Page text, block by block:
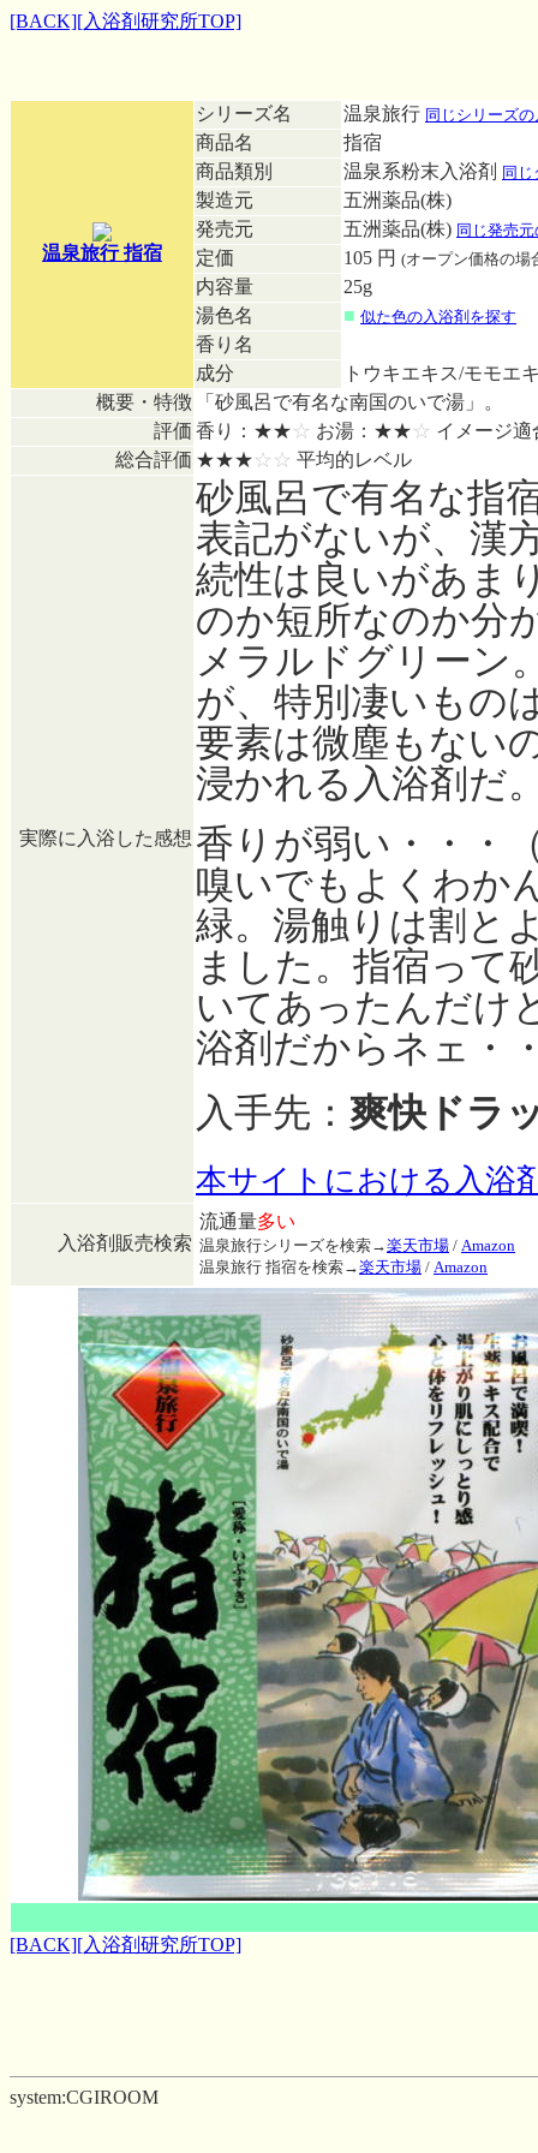
[BACK][入浴剤研究所TOP]
温泉旅行 指宿
シリーズ名 温泉旅行 同じシリーズ
商品名
指宿
商品類別
温泉系粉末入浴剤 同
製造元
五洲薬品(株)
発売元
五洲薬品(株) 同じ発売
定価 105 円 (オープン価格の場
内容量
25g
湯色名
■ 似た色の入浴剤を探す
香り名
成分
トウキエキス/モモエ
概要・特徴
「砂風呂で有名な南国のいで湯」。
評価 香り：★★☆ お湯：★★☆ イメージ
総合評価 ★★★☆☆ 平均的レベル
実際に入浴した感想
砂風呂で有名な指
表記がないが、漢
続性は良いがあま
のか短所なのか分
メラルドグリーン
が、特別凄いもの
要素は微塵もない
浸かれる入浴剤だ
香りが弱い・・・
嗅いでもよくわか
緑。湯触りは割と
ました。指宿って
いてあったんだけ
浴剤だからネェ・
入手先： 爽快ドラ
本サイトにおける入浴
入浴剤販売検索
流通量多い
温泉旅行シリーズを検索→楽天市場 / Amazon
温泉旅行 指宿を検索→楽天市場 / Amazon
[BACK][入浴剤研究所TOP]
system:CGIROOM